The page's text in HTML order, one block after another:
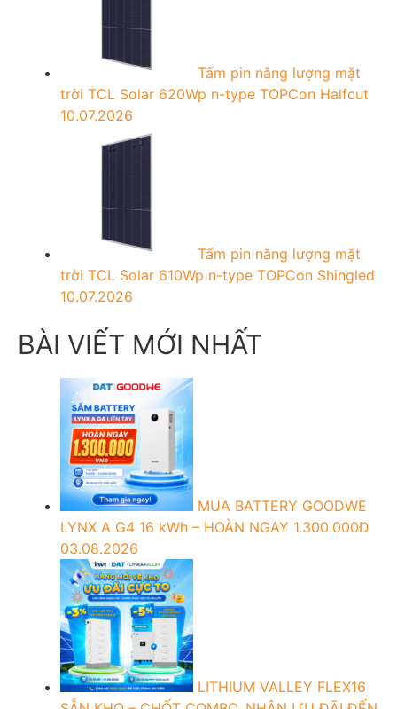
Tấm pin năng lượng mặt
trời TCL Solar 620Wp n-type TOPCon Halfcut
10.07.2026
Tấm pin năng lượng mặt
trời TCL Solar 610Wp n-type TOPCon Shingled
10.07.2026
BÀI VIẾT MỚI NHẤT
MUA BATTERY GOODWE
LYNX A G4 16 kWh – HOÀN NGAY 1.300.000Đ
03.08.2026
LITHIUM VALLEY FLEX16